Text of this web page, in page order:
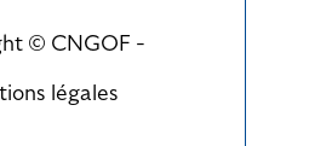
© CNGOF -
légales